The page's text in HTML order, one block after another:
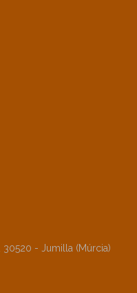
30520 - Jumilla (Múrcia)